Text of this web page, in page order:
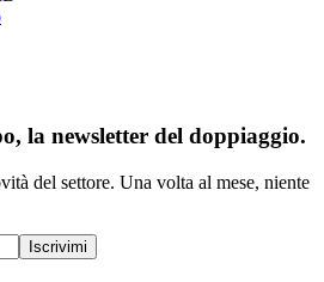
, la newsletter del doppiaggio.
del settore. Una volta al mese, niente
Iscrivimi